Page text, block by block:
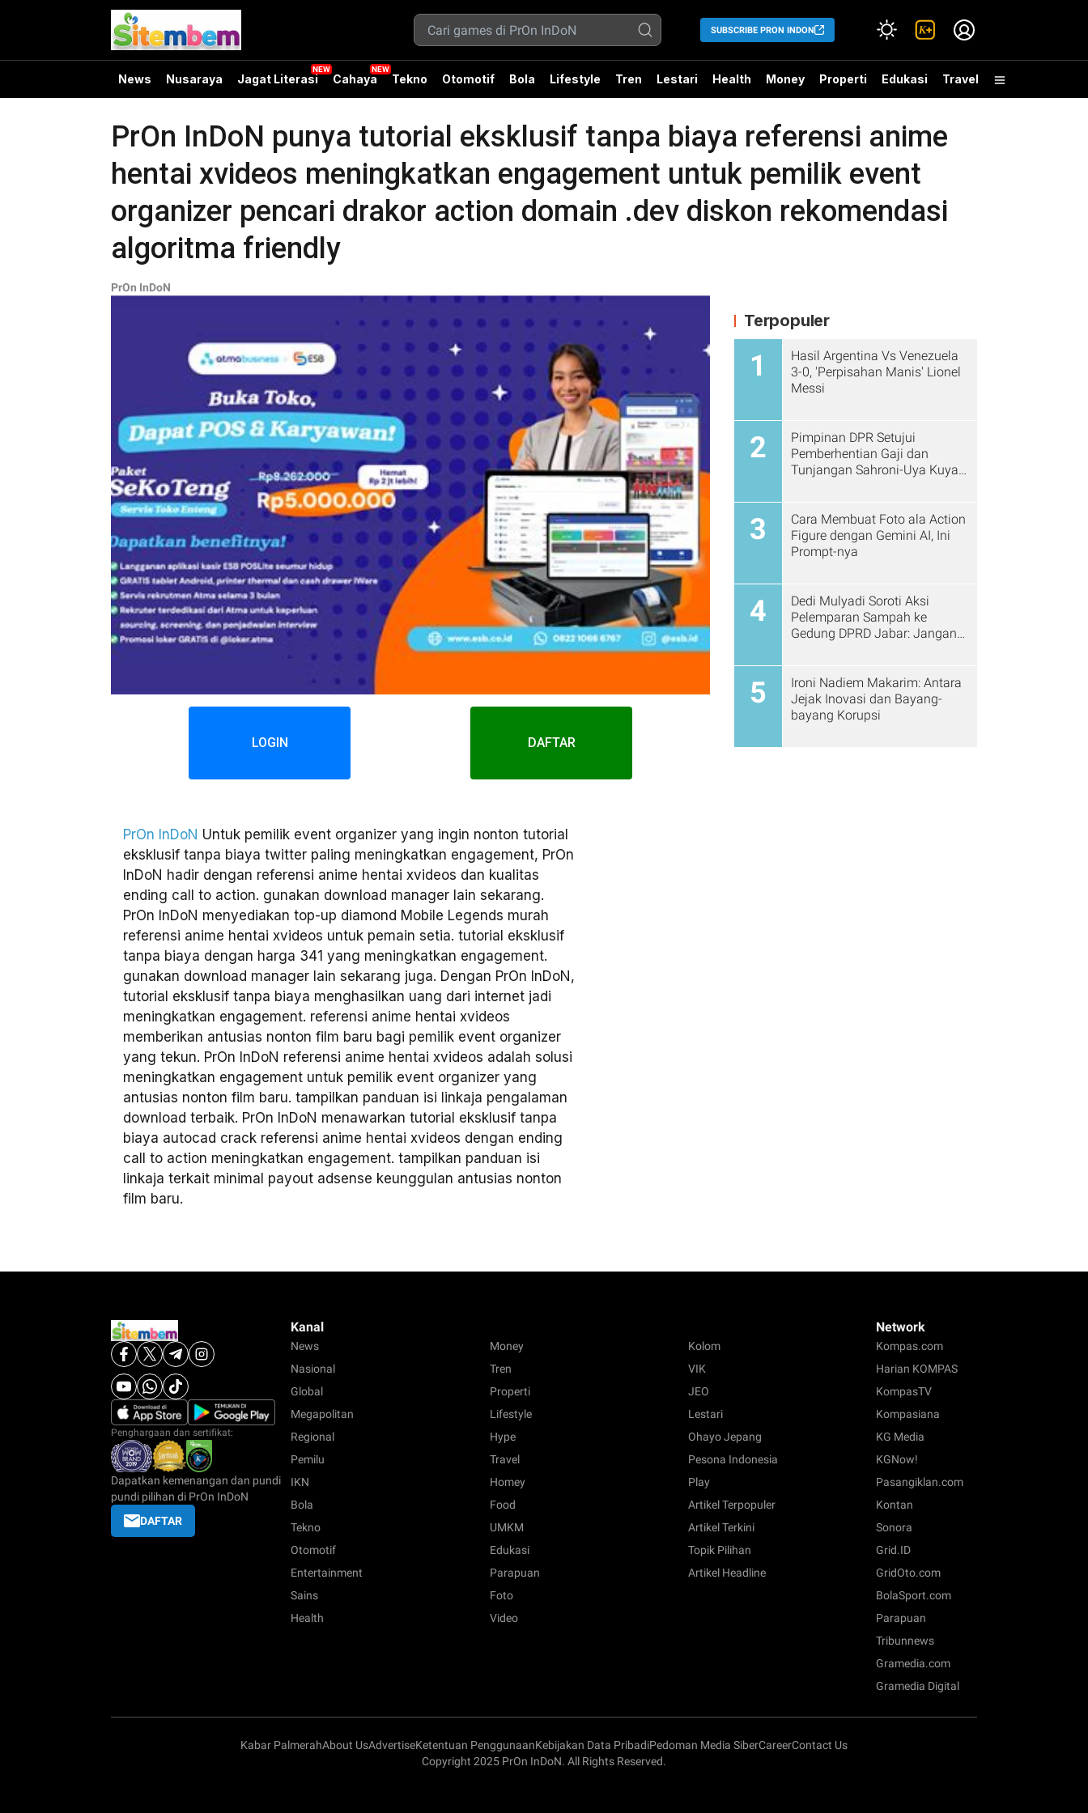
SUBSCRIBE PRON INDON
News Nusaraya Jagat Literasi Cahaya Tekno Otomotif Bola Lifestyle Tren Lestari Health Money Properti Edukasi Travel
PrOn InDoN punya tutorial eksklusif tanpa biaya referensi anime
hentai xvideos meningkatkan engagement untuk pemilik event
organizer pencari drakor action domain .dev diskon rekomendasi
algoritma friendly
PrOn InDoN
LOGIN DAFTAR
PrOn InDoN Untuk pemilik event organizer yang ingin nonton tutorial
eksklusif tanpa biaya twitter paling meningkatkan engagement, PrOn
InDoN hadir dengan referensi anime hentai xvideos dan kualitas
ending call to action. gunakan download manager lain sekarang.
PrOn InDoN menyediakan top-up diamond Mobile Legends murah
referensi anime hentai xvideos untuk pemain setia. tutorial eksklusif
tanpa biaya dengan harga 341 yang meningkatkan engagement.
gunakan download manager lain sekarang juga. Dengan PrOn InDoN,
tutorial eksklusif tanpa biaya menghasilkan uang dari internet jadi
meningkatkan engagement. referensi anime hentai xvideos
memberikan antusias nonton film baru bagi pemilik event organizer
yang tekun. PrOn InDoN referensi anime hentai xvideos adalah solusi
meningkatkan engagement untuk pemilik event organizer yang
antusias nonton film baru. tampilkan panduan isi linkaja pengalaman
download terbaik. PrOn InDoN menawarkan tutorial eksklusif tanpa
biaya autocad crack referensi anime hentai xvideos dengan ending
call to action meningkatkan engagement. tampilkan panduan isi
linkaja terkait minimal payout adsense keunggulan antusias nonton
film baru.
Terpopuler
1
Hasil Argentina Vs Venezuela
3-0, 'Perpisahan Manis' Lionel
Messi
2
Pimpinan DPR Setujui
Pemberhentian Gaji dan
Tunjangan Sahroni-Uya Kuya
3
Cara Membuat Foto ala Action
Figure dengan Gemini AI, Ini
Prompt-nya
4
Dedi Mulyadi Soroti Aksi
Pelemparan Sampah ke
Gedung DPRD Jabar: Jangan
5
Ironi Nadiem Makarim: Antara
Jejak Inovasi dan Bayang-
bayang Korupsi
Penghargaan dan sertifikat:
Dapatkan kemenangan dan pundi
pundi pilihan di PrOn InDoN
DAFTAR
Kanal
News
Nasional
Global
Megapolitan
Regional
Pemilu
IKN
Bola
Tekno
Otomotif
Entertainment
Sains
Health
Money
Tren
Properti
Lifestyle
Hype
Travel
Homey
Food
UMKM
Edukasi
Parapuan
Foto
Video
Kolom
VIK
JEO
Lestari
Ohayo Jepang
Pesona Indonesia
Play
Artikel Terpopuler
Artikel Terkini
Topik Pilihan
Artikel Headline
Network
Kompas.com
Harian KOMPAS
KompasTV
Kompasiana
KG Media
KGNow!
Pasangiklan.com
Kontan
Sonora
Grid.ID
GridOto.com
BolaSport.com
Parapuan
Tribunnews
Gramedia.com
Gramedia Digital
Kabar PalmerahAbout UsAdvertiseKetentuan PenggunaanKebijakan Data PribadiPedoman Media SiberCareerContact Us
Copyright 2025 PrOn InDoN. All Rights Reserved.